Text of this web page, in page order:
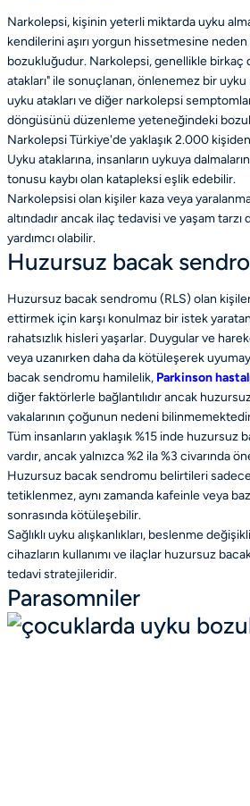
Narkolepsi, kişinin yeterli miktarda uyku
kendilerini aşırı yorgun hissetmesine
bozukluğudur. Narkolepsi, genellikle birkaç
atakları" ile sonuçlanan, önlenemez bir
uyku atakları ve diğer narkolepsi
döngüsünü düzenleme yeteneğindeki
Narkolepsi Türkiye'de yaklaşık 2.000
Uyku ataklarına, insanların uykuya
tonusu kaybı olan katapleksi eşlik edebilir.
Narkolepsisi olan kişiler kaza veya
altındadır ancak ilaç tedavisi ve yaşam
yardımcı olabilir.
Huzursuz bacak
Huzursuz bacak sendromu (RLS)olan
ettirmek için karşı konulmaz bir istek
rahatsızlık hisleri yaşarlar. Duygular ve
veya uzanırken daha da kötüleşerek
bacak sendromu hamilelik, Parkinson
diğer faktörlerle bağlantılıdır ancak
vakalarının çoğunun nedeni
Tüm insanların yaklaşık %15 inde
vardır, ancak yalnızca %2 ila %3 civarında
Huzursuz bacak sendromu belirtileri
tetiklenmez, aynı zamanda kafeinle veya
sonrasında kötüleşebilir.
Sağlıklı uyku alışkanlıkları, beslenme
cihazların kullanımı ve ilaçlar huzursuz
tedavi stratejileridir.
Parasomniler